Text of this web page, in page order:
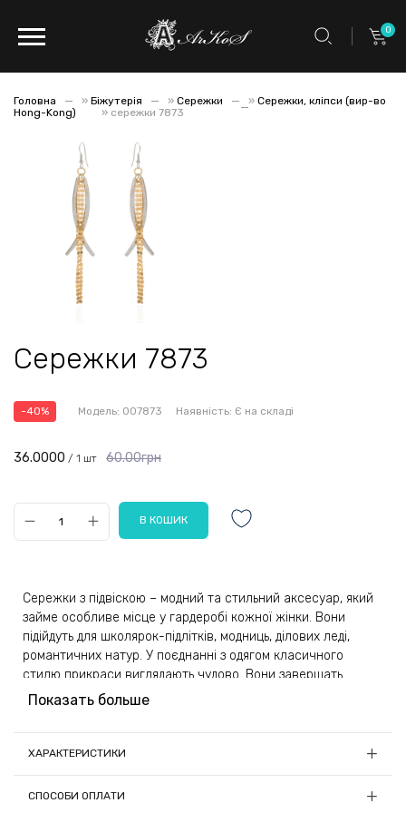
0
Головна » Біжутерія » Сережки » Сережки, кліпси (вир-во
Hong-Kong)
» сережки 7873
Сережки 7873
-40% Модель: 007873 Наявність: Є на складі
60.00грн
36.0000 / 1 шт
Сережки з підвіскою – модний та стильний аксесуар, який
займе особливе місце у гардеробі кожної жінки. Вони
підійдуть для школярок-підлітків, модниць, ділових леді,
романтичних натур. У поєднанні з одягом класичного
стилю прикраси виглядають чудово. Вони завершать
вечірній та повсякденний образ, цікаво доповнять інші
Для виготовлення сережок використовується спеціальний
відрізняється підвищеною стійкістю до впливів
Показать больше
ХАРАКТЕРИСТИКИ
Довжина, см: 12.1
СПОСОБИ ОПЛАТИ